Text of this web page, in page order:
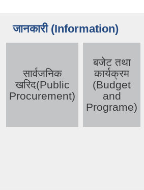
जानकारी (Information)
सार्वजनिक
खरिद(Public
Procurement)
बजेट तथा
कार्यक्रम
(Budget
and
Programe)